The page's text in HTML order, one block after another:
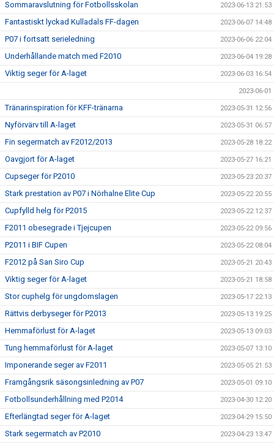
Sommaravslutning för Fotbollsskolan 2023-06-13 21:53
Fantastiskt lyckad Kulladals FF-dagen 2023-06-07 14:48
P07 i fortsatt serieledning 2023-06-06 22:04
Underhållande match med F2010 2023-06-04 19:28
Viktig seger för A-laget 2023-06-03 16:54
2023-06-01
Tränarinspiration för KFF-tränarna 2023-05-31 12:56
Nyförvärv till A-laget 2023-05-31 06:57
Fin segermatch av F2012/2013 2023-05-28 18:22
Oavgjort för A-laget 2023-05-27 16:21
Cupseger för P2010 2023-05-23 20:37
Stark prestation av P07 i Nörhalne Elite Cup 2023-05-22 20:55
Cupfylld helg för P2015 2023-05-22 12:37
F2011 obesegrade i Tjejcupen 2023-05-22 09:56
P2011 i BIF Cupen 2023-05-22 08:04
F2012 på San Siro Cup 2023-05-21 20:43
Viktig seger för A-laget 2023-05-21 18:58
Stor cuphelg för ungdomslagen 2023-05-17 22:13
Rättvis derbyseger för P2013 2023-05-13 19:25
Hemmaförlust för A-laget 2023-05-13 09:03
Tung hemmaförlust för A-laget 2023-05-07 13:10
Imponerande seger av F2011 2023-05-05 21:53
Framgångsrik säsongsinledning av P07 2023-05-01 09:10
Fotbollsunderhållning med P2014 2023-04-30 12:20
Efterlängtad seger för A-laget 2023-04-29 15:50
Stark segermatch av P2010 2023-04-23 13:47